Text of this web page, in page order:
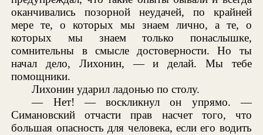
оканчивались позорной неудачей, по крайней
мере те, о которых мы знаем лично, а те, о
которых мы знаем только понаслышке,
сомнительны в смысле достоверности. Но ты
начал дело, Лихонин, — и делай. Мы тебе
помощники.
Лихонин ударил ладонью по столу.
— Нет! — воскликнул он упрямо. —
Симановский отчасти прав насчет того, что
большая опасность для человека, если его водить